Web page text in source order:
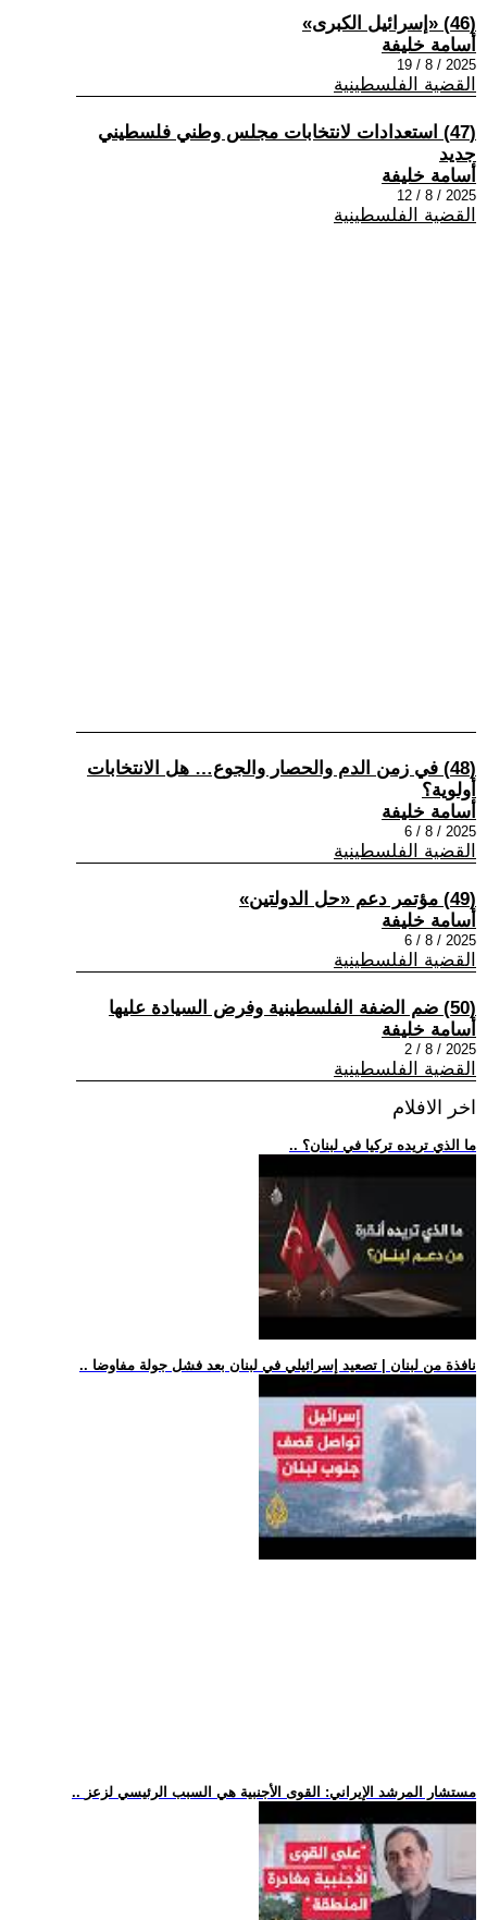
(46) «إسرائيل الكبرى»
أسامة خليفة
2025 / 8 / 19
القضية الفلسطينية
(47) استعدادات لانتخابات مجلس وطني فلسطيني
جديد
أسامة خليفة
2025 / 8 / 12
القضية الفلسطينية
(48) في زمن الدم والحصار والجوع… هل الانتخابات
أولوية؟
أسامة خليفة
2025 / 8 / 6
القضية الفلسطينية
(49) مؤتمر دعم «حل الدولتين»
أسامة خليفة
2025 / 8 / 6
القضية الفلسطينية
(50) ضم الضفة الفلسطينية وفرض السيادة عليها
أسامة خليفة
2025 / 8 / 2
القضية الفلسطينية
اخر الافلام
.. ما الذي تريده تركيا في لبنان؟
.. نافذة من لبنان | تصعيد إسرائيلي في لبنان بعد فشل جولة مفاوضا
.. مستشار المرشد الإيراني: القوى الأجنبية هي السبب الرئيسي لزعز